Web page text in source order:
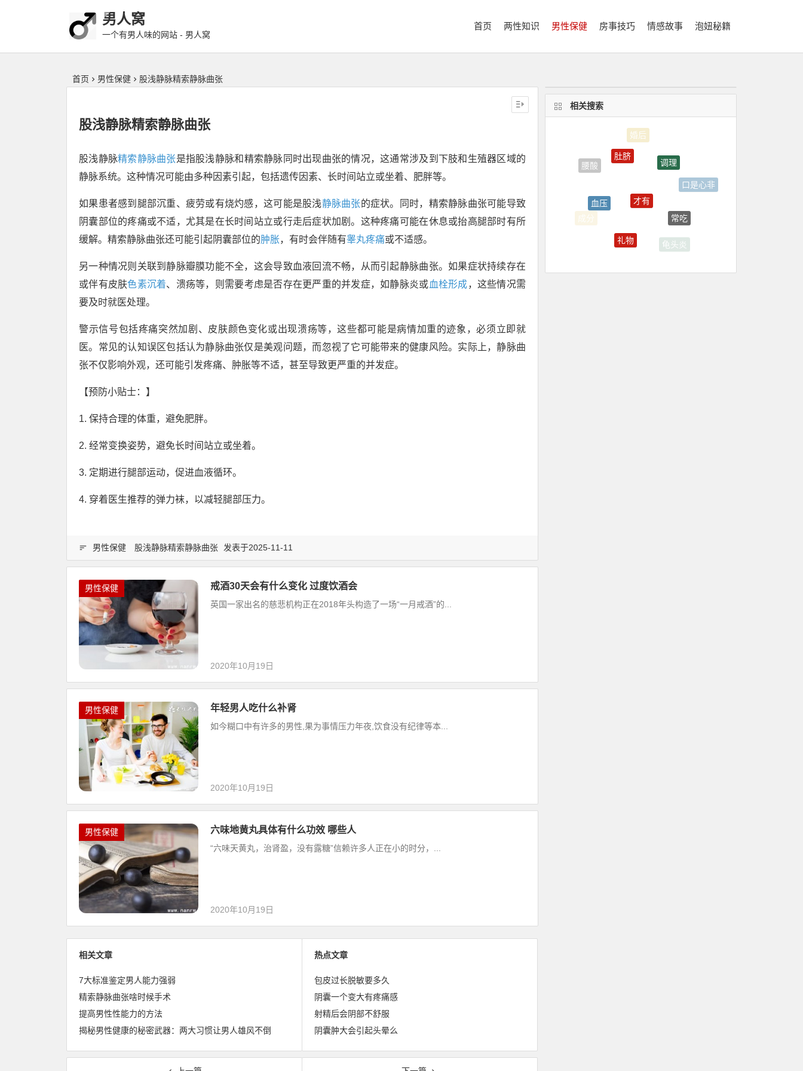
男人窝
一个有男人味的网站 - 男人窝
首页 两性知识 男性保健 房事技巧 情感故事 泡妞秘籍
首页 男性保健 股浅静脉精索静脉曲张
股浅静脉精索静脉曲张
股浅静脉精索静脉曲张是指股浅静脉和精索静脉同时出现曲张的情况，这通常涉及到下肢和生殖器区域的
静脉系统。这种情况可能由多种因素引起，包括遗传因素、长时间站立或坐着、肥胖等。
如果患者感到腿部沉重、疲劳或有烧灼感，这可能是股浅静脉曲张的症状。同时，精索静脉曲张可能导致
阴囊部位的疼痛或不适，尤其是在长时间站立或行走后症状加剧。这种疼痛可能在休息或抬高腿部时有所
缓解。精索静脉曲张还可能引起阴囊部位的肿胀，有时会伴随有睾丸疼痛或不适感。
另一种情况则关联到静脉瓣膜功能不全，这会导致血液回流不畅，从而引起静脉曲张。如果症状持续存在
或伴有皮肤色素沉着、溃疡等，则需要考虑是否存在更严重的并发症，如静脉炎或血栓形成，这些情况需
要及时就医处理。
警示信号包括疼痛突然加剧、皮肤颜色变化或出现溃疡等，这些都可能是病情加重的迹象，必须立即就
医。常见的认知误区包括认为静脉曲张仅是美观问题，而忽视了它可能带来的健康风险。实际上，静脉曲
张不仅影响外观，还可能引发疼痛、肿胀等不适，甚至导致更严重的并发症。
【预防小贴士：】
1. 保持合理的体重，避免肥胖。
2. 经常变换姿势，避免长时间站立或坐着。
3. 定期进行腿部运动，促进血液循环。
4. 穿着医生推荐的弹力袜，以减轻腿部压力。
男性保健 股浅静脉精索静脉曲张 发表于2025-11-11
男性保健 戒酒30天会有什么变化 过度饮酒会
英国一家出名的慈悲机构正在2018年头构造了一场“一月戒酒”的...
2020年10月19日
男性保健 年轻男人吃什么补肾
如今糊口中有许多的男性,果为事情压力年夜,饮食没有纪律等本...
2020年10月19日
男性保健 六味地黄丸具体有什么功效 哪些人
“六味天黄丸，治肾盈，没有露糖”信赖许多人正在小的时分，...
2020年10月19日
相关文章
7大标准鉴定男人能力强弱
精索静脉曲张啥时候手术
提高男性性能力的方法
揭秘男性健康的秘密武器：两大习惯让男人雄风不倒
热点文章
包皮过长脱敏要多久
阴囊一个变大有疼痛感
射精后会阴部不舒服
阴囊肿大会引起头晕么
相关搜索
腰酸
肚脐
调理
口是心非
成分
血压
常吃
龟头炎
礼物